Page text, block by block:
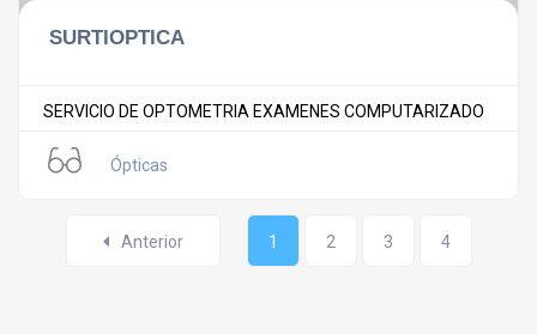
SURTIOPTICA
SERVICIO DE OPTOMETRIA EXAMENES COMPUTARIZADO
Ópticas
Anterior 1 2 3 4